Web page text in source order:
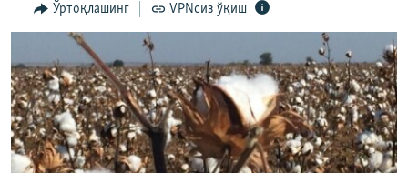
Озодлик бошқа тилларда
Ўртоқлашинг VPNсиз ўқиш